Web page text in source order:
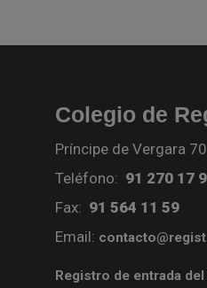
Colegio de
Príncipe de Vergara
Teléfono: 91 270 17
Fax: 91 564 11 59
Email:
Registro de entrada